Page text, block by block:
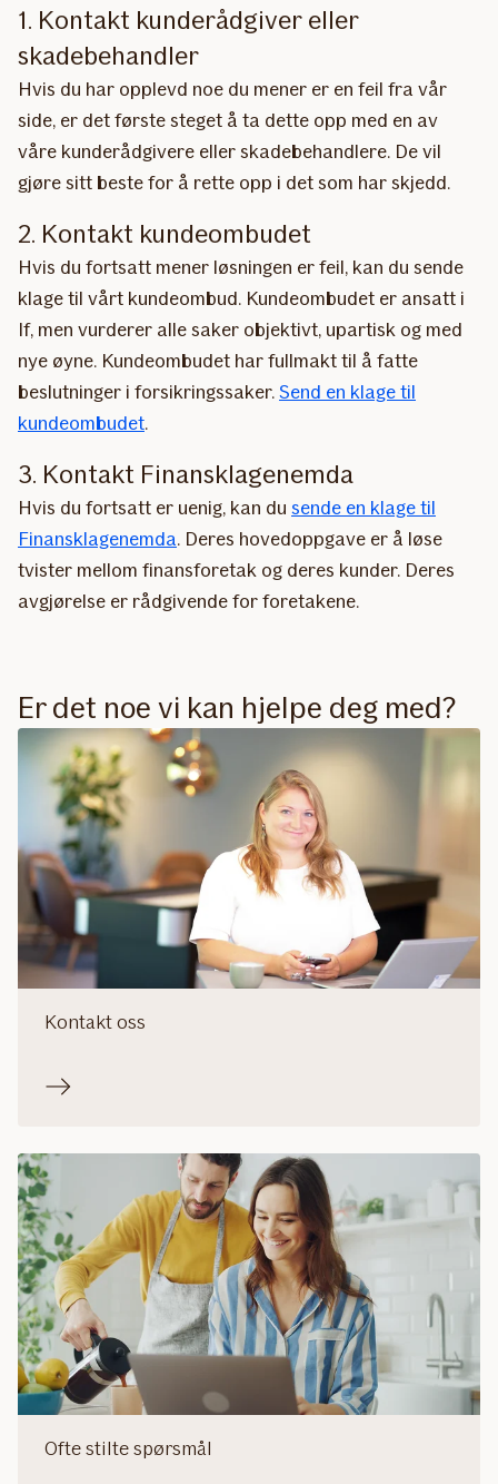
1. Kontakt kunderådgiver eller
skadebehandler
Hvis du har opplevd noe du mener er en feil fra vår
side, er det første steget å ta dette opp med en av
våre kunderådgivere eller skadebehandlere. De vil
gjøre sitt beste for å rette opp i det som har skjedd.
2. Kontakt kundeombudet
Hvis du fortsatt mener løsningen er feil, kan du sende
klage til vårt kundeombud. Kundeombudet er ansatt i
If, men vurderer alle saker objektivt, upartisk og med
nye øyne. Kundeombudet har fullmakt til å fatte
beslutninger i forsikringssaker.Send en klage til
kundeombudet.
3. Kontakt Finansklagenemda
Hvis du fortsatt er uenig, kan du sende en klage til
Finansklagenemda. Deres hovedoppgave er å løse
tvister mellom finansforetak og deres kunder. Deres
avgjørelse er rådgivende for foretakene.
Er det noe vi kan hjelpe deg med?
Kontakt oss
Ofte stilte spørsmål